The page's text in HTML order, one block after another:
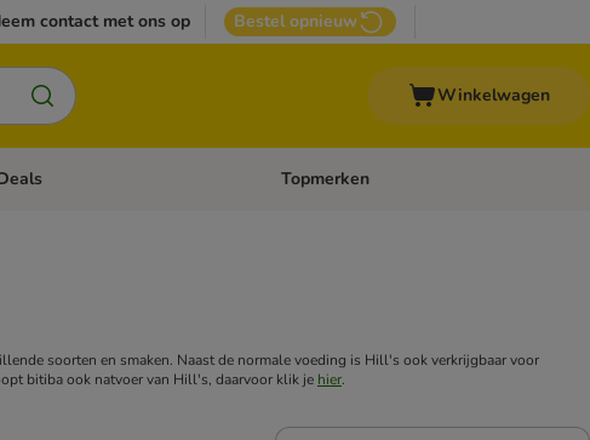
contact met ons op Bestel opnieuw
Winkelwagen
Overige huisdieren Open categoriemenu: Top Deals
Topmerken
soorten en smaken. Naast de normale voeding is Hill's ook verkrijgbaar voor
bitiba ook natvoer van Hill's, daarvoor klik je hier.